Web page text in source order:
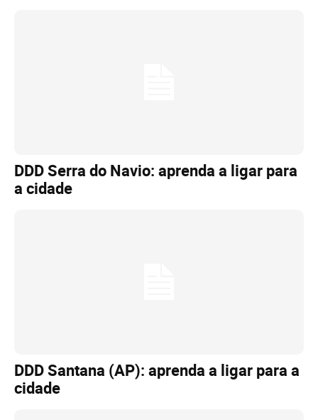
DDD Serra do Navio: aprenda a ligar para
a cidade
DDD Santana (AP): aprenda a ligar para a
cidade